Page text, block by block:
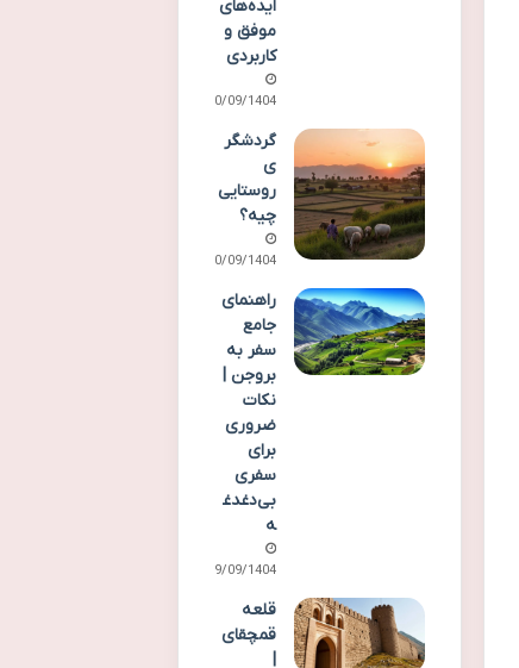
ایده‌های
موفق و
کاربردی
30/09/1404
گردشگر
ی
روستایی
چیه؟
30/09/1404
راهنمای
جامع
سفر به
بروجن |
نکات
ضروری
برای
سفری
بی‌دغدغ
ه
29/09/1404
قلعه
قمچقای